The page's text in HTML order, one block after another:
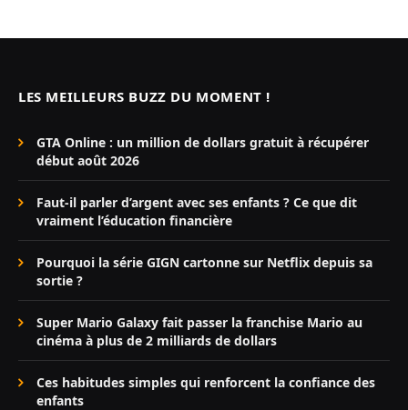
LES MEILLEURS BUZZ DU MOMENT !
GTA Online : un million de dollars gratuit à récupérer
début août 2026
Faut-il parler d’argent avec ses enfants ? Ce que dit
vraiment l’éducation financière
Pourquoi la série GIGN cartonne sur Netflix depuis sa
sortie ?
Super Mario Galaxy fait passer la franchise Mario au
cinéma à plus de 2 milliards de dollars
Ces habitudes simples qui renforcent la confiance des
enfants